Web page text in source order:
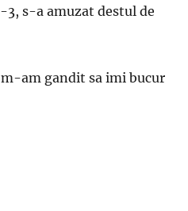
s-a amuzat destul de
am gandit sa imi bucur